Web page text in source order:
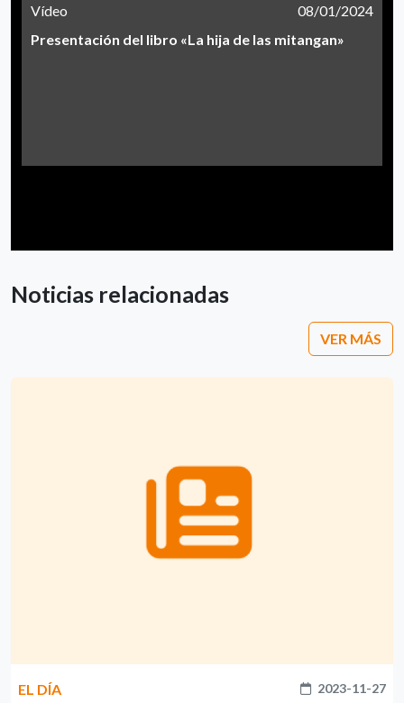
Vídeo
08/01/2024
Presentación del libro «La hija de las mitangan»
Noticias relacionadas
VER MÁS
EL DÍA 2023-11-27